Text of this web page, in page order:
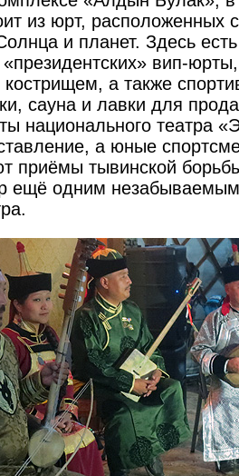
из юрт, расположенных
и планет. Здесь
вип-
кострищем, а также
сауна и лавки для
национального театра
а юные
приёмы тывинской
ещё одним